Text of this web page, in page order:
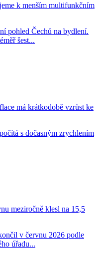
k menším multifunkčním
pohled Čechů na bydlení.
šest...
má krátkodobě vzrůst ke
s dočasným zrychlením
meziročně klesl na 15,5
v červnu 2026 podle
úřadu...